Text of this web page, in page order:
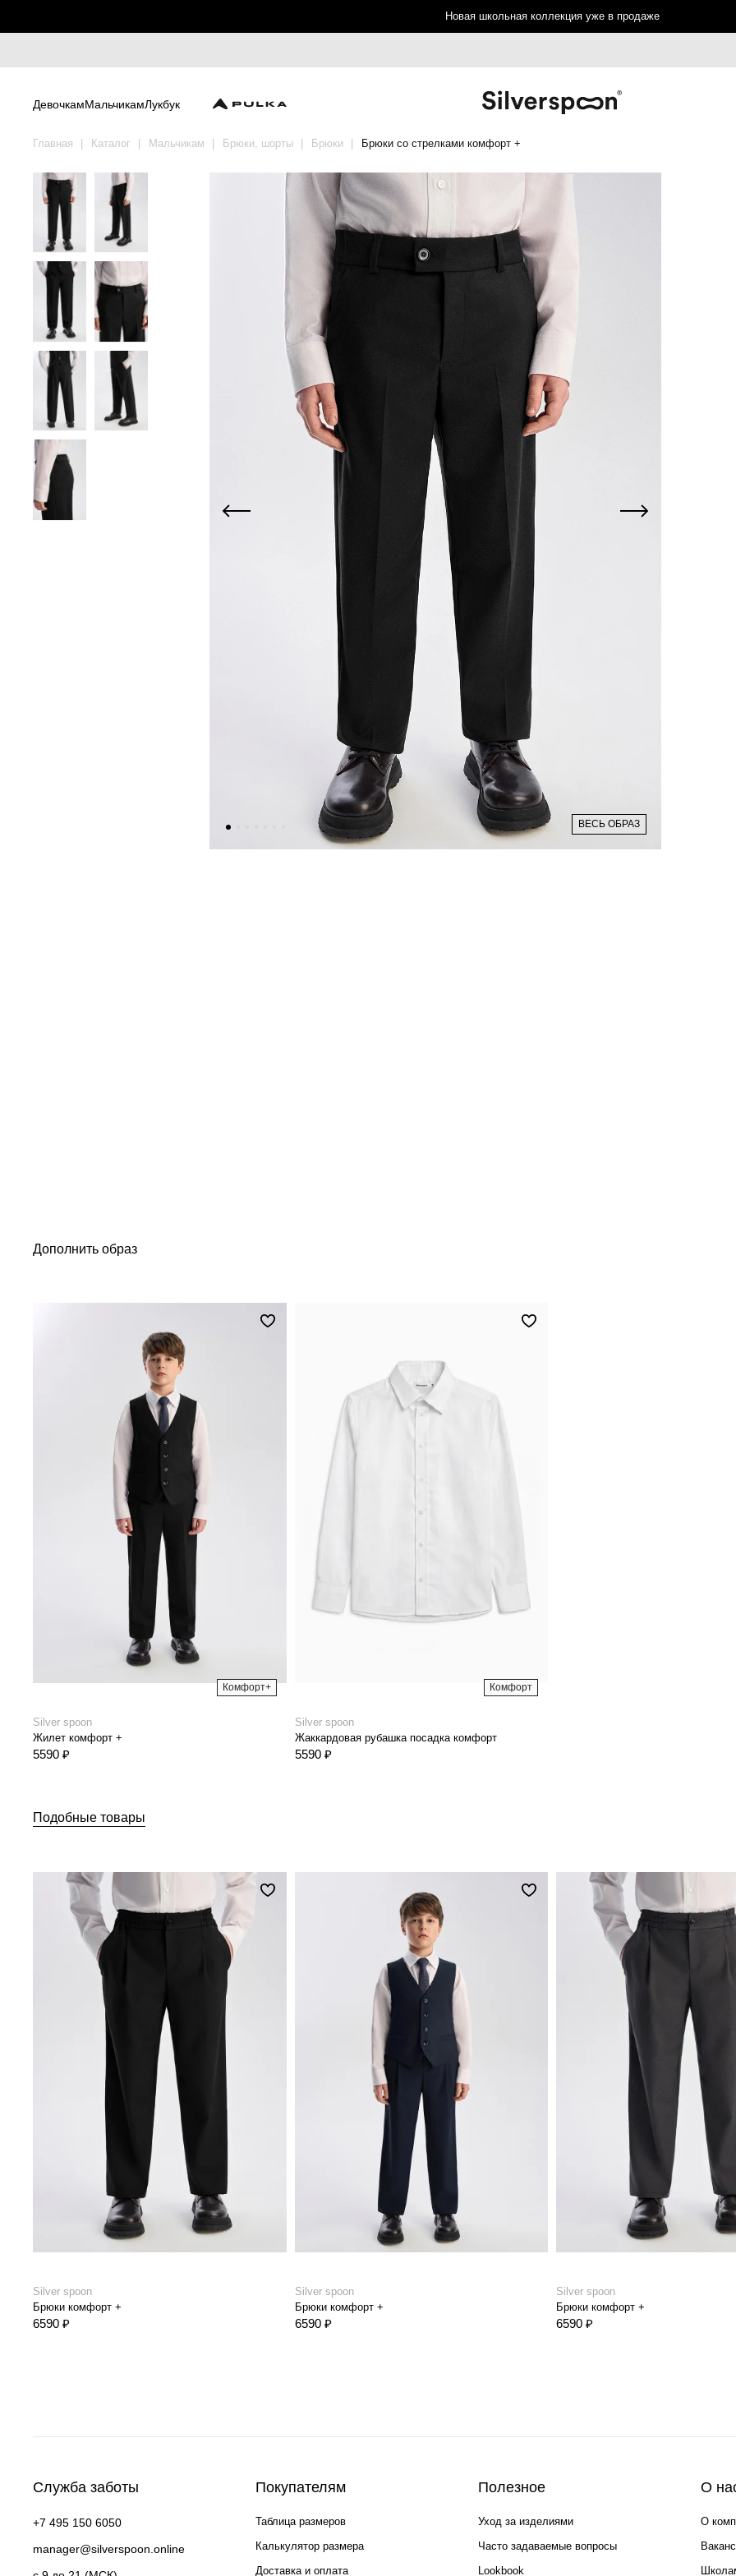
Новая школьная коллекция уже в продаже
ДевочкамМальчикамЛукбук
Главная Каталог Мальчикам Брюки, шорты Брюки Брюки со стрелками комфорт +
ВЕСЬ ОБРАЗ
Дополнить образ
Комфорт+
Silver spoon
Жилет комфорт +
5590 ₽
Комфорт
Silver spoon
Жаккардовая рубашка посадка комфорт
5590 ₽
Подобные товары
Silver spoon
Брюки комфорт +
6590 ₽
Silver spoon
Брюки комфорт +
6590 ₽
Silver spoon
Брюки комфорт +
6590 ₽
Служба заботы
+7 495 150 6050
manager@silverspoon.online
Покупателям
Таблица размеров
Калькулятор размера
Доставка и оплата
Полезное
Уход за изделиями
Часто задаваемые вопросы
Lookbook
О
О